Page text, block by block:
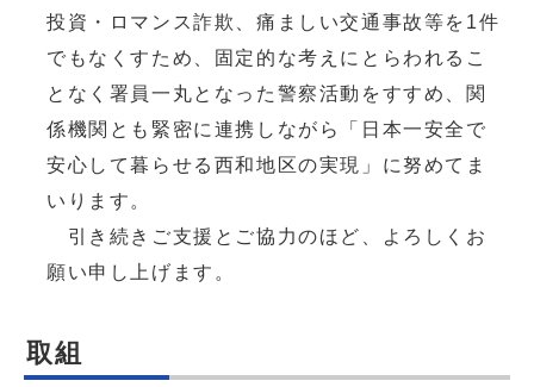
投資・ロマンス詐欺、痛ましい交通事故等を1件
でもなくすため、固定的な考えにとらわれるこ
となく署員一丸となった警察活動をすすめ、関
係機関とも緊密に連携しながら「日本一安全で
安心して暮らせる西和地区の実現」に努めてま
いります。
引き続きご支援とご協力のほど、よろしくお
願い申し上げます。
取組